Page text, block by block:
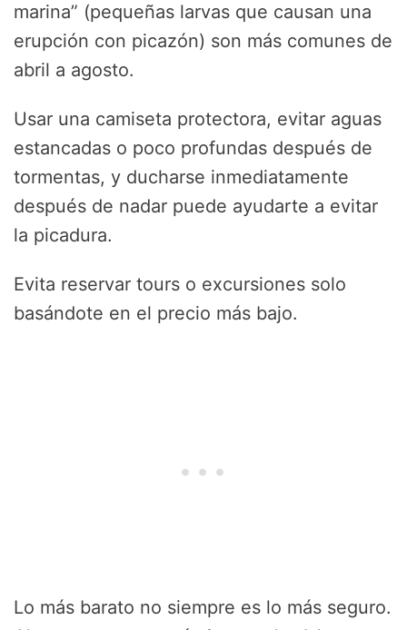
marina” (pequeñas larvas que causan una
erupción con picazón) son más comunes de
abril a agosto.
Usar una camiseta protectora, evitar aguas
estancadas o poco profundas después de
tormentas, y ducharse inmediatamente
después de nadar puede ayudarte a evitar
la picadura.
Evita reservar tours o excursiones solo
basándote en el precio más bajo.
Lo más barato no siempre es lo más seguro.